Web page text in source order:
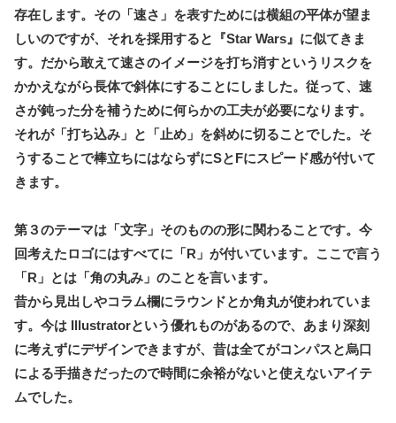
存在します。その「速さ」を表すためには横組の平体が望ま
しいのですが、それを採用すると『Star Wars』に似てきま
す。だから敢えて速さのイメージを打ち消すというリスクを
かかえながら長体で斜体にすることにしました。従って、速
さが鈍った分を補うために何らかの工夫が必要になります。
それが「打ち込み」と「止め」を斜めに切ることでした。そ
うすることで棒立ちにはならずにSとFにスピード感が付いて
きます。
第３のテーマは「文字」そのものの形に関わることです。今
回考えたロゴにはすべてに「R」が付いています。ここで言う
「R」とは「角の丸み」のことを言います。
昔から見出しやコラム欄にラウンドとか角丸が使われていま
す。今は Illustratorという優れものがあるので、あまり深刻
に考えずにデザインできますが、昔は全てがコンパスと烏口
による手描きだったので時間に余裕がないと使えないアイテ
ムでした。